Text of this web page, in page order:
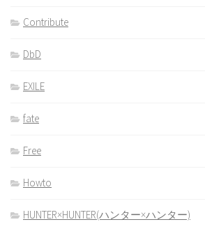
Contribute
DbD
EXILE
fate
Free
Howto
HUNTER×HUNTER(ハンター×ハンター)